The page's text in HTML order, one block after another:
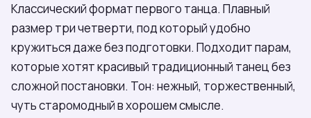
Классический формат первого танца. Плавный
размер три четверти, под который удобно
кружиться даже без подготовки. Подходит парам,
которые хотят красивый традиционный танец без
сложной постановки. Тон: нежный, торжественный,
чуть старомодный в хорошем смысле.